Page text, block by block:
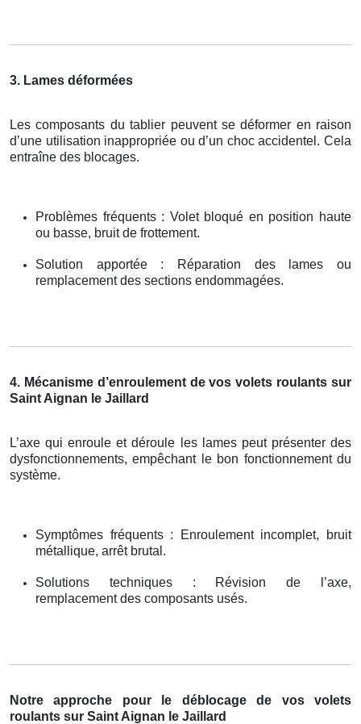
3. Lames déformées
Les composants du tablier peuvent se déformer en raison
d’une utilisation inappropriée ou d’un choc accidentel. Cela
entraîne des blocages.
Problèmes fréquents : Volet bloqué en position haute
ou basse, bruit de frottement.
Solution apportée : Réparation des lames ou
remplacement des sections endommagées.
4. Mécanisme d’enroulement de vos volets roulants sur
Saint Aignan le Jaillard
L’axe qui enroule et déroule les lames peut présenter des
dysfonctionnements, empêchant le bon fonctionnement du
système.
Symptômes fréquents : Enroulement incomplet, bruit
métallique, arrêt brutal.
Solutions techniques : Révision de l’axe,
remplacement des composants usés.
Notre approche pour le déblocage de vos volets
roulants sur Saint Aignan le Jaillard